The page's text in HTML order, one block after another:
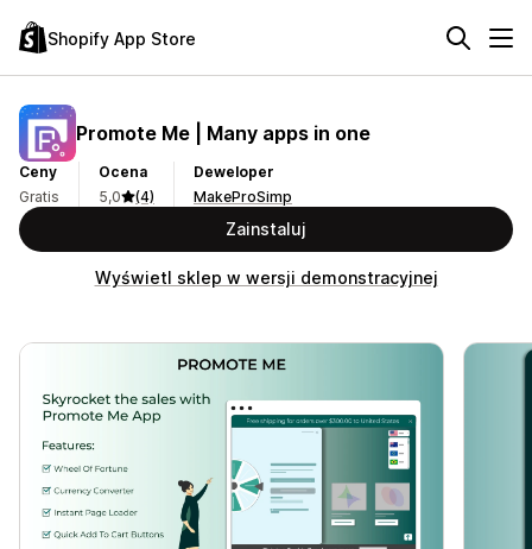
Shopify App Store
Promote Me | Many apps in one
Ceny
Gratis
Ocena
5,0
(4)
Deweloper
MakeProSimp
Zainstaluj
Wyświetl sklep w wersji demonstracyjnej